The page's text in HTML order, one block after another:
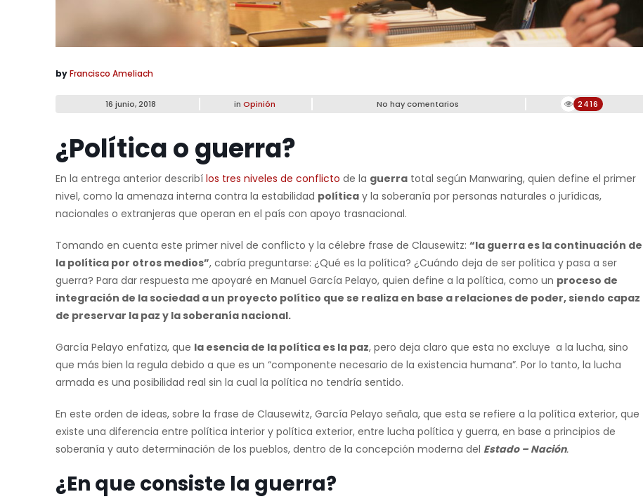
byFrancisco Ameliach
16 junio, 2018 in Opinión No hay comentarios 2416
¿Política o guerra?
En la entrega anterior describí los tres niveles de conflicto de la guerra total según Manwaring, quien define el primer
nivel, como la amenaza interna contra la estabilidad política y la soberanía por personas naturales o jurídicas,
nacionales o extranjeras que operan en el país con apoyo trasnacional.
Tomando en cuenta este primer nivel de conflicto y la célebre frase de Clausewitz: “la guerra es la continuación de
la política por otros medios”, cabría preguntarse: ¿Qué es la política? ¿Cuándo deja de ser política y pasa a ser
guerra? Para dar respuesta me apoyaré en Manuel García Pelayo, quien define a la política, como un proceso de
integración de la sociedad a un proyecto político que se realiza en base a relaciones de poder, siendo capaz
de preservar la paz y la soberanía nacional.
García Pelayo enfatiza, que la esencia de la política es la paz, pero deja claro que esta no excluye a la lucha, sino
que más bien la regula debido a que es un “componente necesario de la existencia humana”. Por lo tanto, la lucha
armada es una posibilidad real sin la cual la política no tendría sentido.
En este orden de ideas, sobre la frase de Clausewitz, García Pelayo señala, que esta se refiere a la política exterior, que
existe una diferencia entre política interior y política exterior, entre lucha política y guerra, en base a principios de
soberanía y auto determinación de los pueblos, dentro de la concepción moderna del Estado – Nación.
¿En que consiste la guerra?